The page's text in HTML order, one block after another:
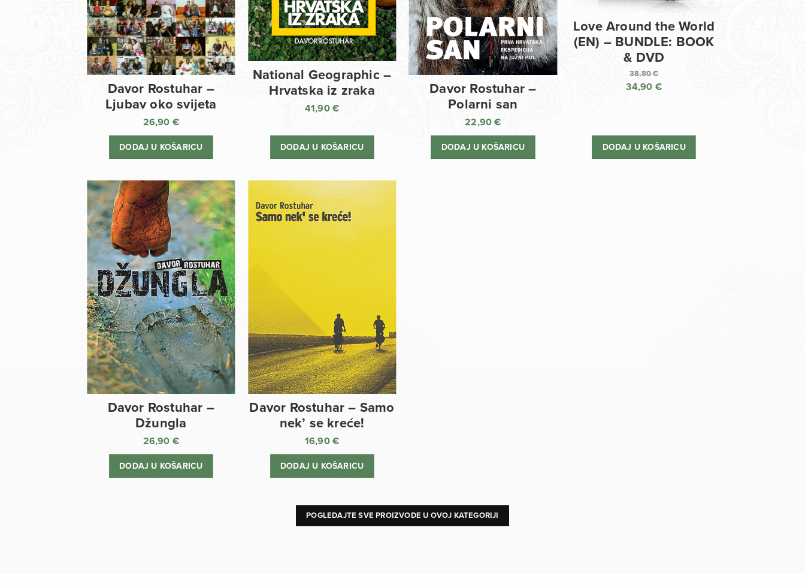
Davor Rostuhar –
Ljubav oko svijeta
26,90 €
DODAJ U KOŠARICU
National Geographic –
Hrvatska iz zraka
41,90€
DODAJ U KOŠARICU
Davor Rostuhar –
Polarni san
22,90€
DODAJ U KOŠARICU
Love Around the World
(EN) – BUNDLE: BOOK
& DVD
38,80€
Izvorna
je:
38,80 €.
34,90 €
je:
34,90 €.
DODAJ U KOŠARICU
Davor Rostuhar –
Džungla
26,90 €
DODAJ U KOŠARICU
Davor Rostuhar – Samo
nek’ se kreće!
16,90€
DODAJ U KOŠARICU
POGLEDAJTE SVE PROIZVODE U OVOJ KATEGORIJI